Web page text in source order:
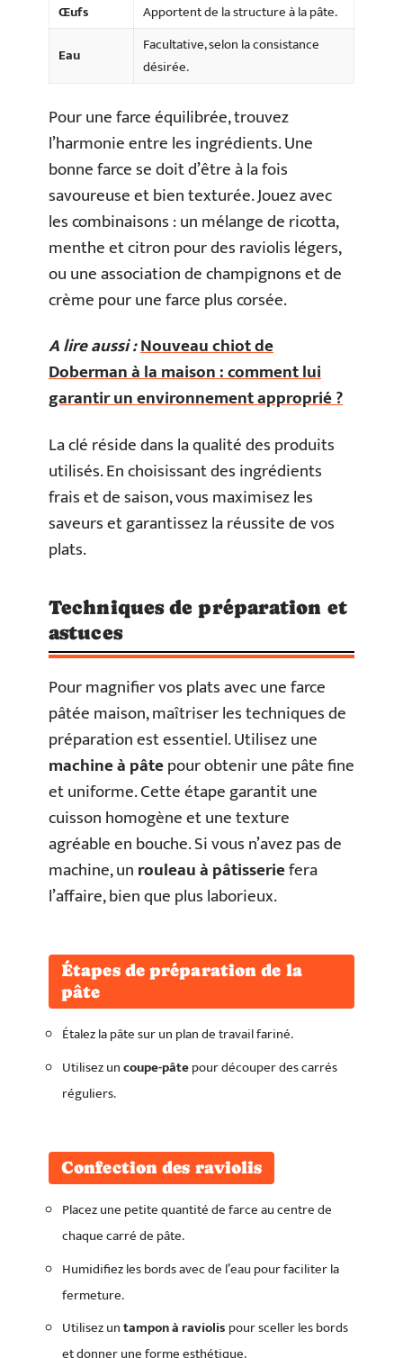
Œufs
Apportent de la structure à la pâte.
Eau
Facultative, selon la consistance
désirée.
Pour une farce équilibrée, trouvez
l’harmonie entre les ingrédients. Une
bonne farce se doit d’être à la fois
savoureuse et bien texturée. Jouez avec
les combinaisons : un mélange de ricotta,
menthe et citron pour des raviolis légers,
ou une association de champignons et de
crème pour une farce plus corsée.
A lire aussi :Nouveau chiot de
Doberman à la maison : comment lui
garantir un environnement approprié ?
La clé réside dans la qualité des produits
utilisés. En choisissant des ingrédients
frais et de saison, vous maximisez les
saveurs et garantissez la réussite de vos
plats.
Techniques de préparation et
astuces
Pour magnifier vos plats avec une farce
pâtée maison, maîtriser les techniques de
préparation est essentiel. Utilisez une
machine à pâtepour obtenir une pâte fine
et uniforme. Cette étape garantit une
cuisson homogène et une texture
agréable en bouche. Si vous n’avez pas de
machine, unrouleau à pâtisseriefera
l’affaire, bien que plus laborieux.
Étapes de préparation de la
pâte
Étalez la pâte sur un plan de travail fariné.
Utilisez uncoupe-pâtepour découper des carrés
réguliers.
Confection des raviolis
Placez une petite quantité de farce au centre de
chaque carré de pâte.
Humidifiez les bords avec de l’eau pour faciliter la
fermeture.
Utilisez untampon à raviolis pour sceller les bords